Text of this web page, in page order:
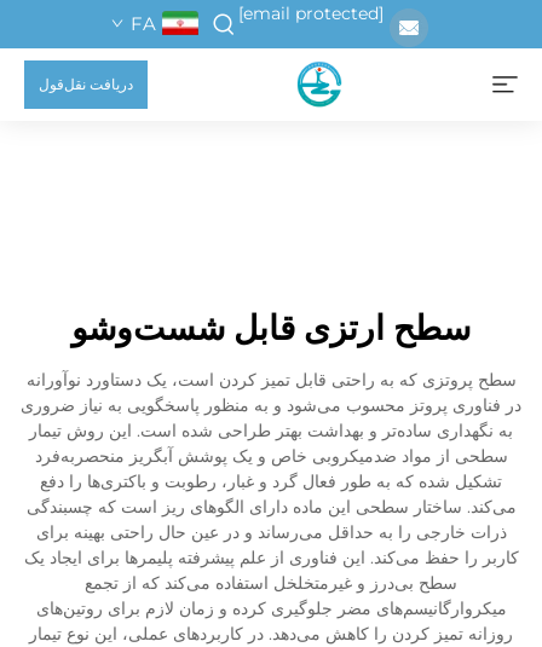
[email protected]
FA
دریافت نقل‌قول
سطح ارتزی قابل شست‌وشو
سطح پروتزی که به راحتی قابل تمیز کردن است، یک دستاورد نوآورانه
در فناوری پروتز محسوب می‌شود و به منظور پاسخگویی به نیاز ضروری
به نگهداری ساده‌تر و بهداشت بهتر طراحی شده است. این روش تیمار
سطحی از مواد ضدمیکروبی خاص و یک پوشش آبگریز منحصربه‌فرد
تشکیل شده که به طور فعال گرد و غبار، رطوبت و باکتری‌ها را دفع
می‌کند. ساختار سطحی این ماده دارای الگوهای ریز است که چسبندگی
ذرات خارجی را به حداقل می‌رساند و در عین حال راحتی بهینه برای
کاربر را حفظ می‌کند. این فناوری از علم پیشرفته پلیمرها برای ایجاد یک
سطح بی‌درز و غیرمتخلخل استفاده می‌کند که از تجمع
میکروارگانیسم‌های مضر جلوگیری کرده و زمان لازم برای روتین‌های
روزانه تمیز کردن را کاهش می‌دهد. در کاربردهای عملی، این نوع تیمار